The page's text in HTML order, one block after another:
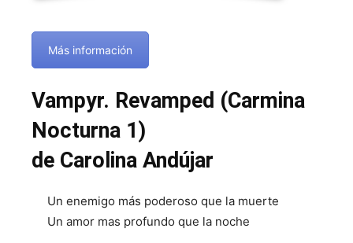
Más información
Vampyr. Revamped (Carmina
Nocturna 1)
de Carolina Andújar
Un enemigo más poderoso que la muerte
Un amor mas profundo que la noche